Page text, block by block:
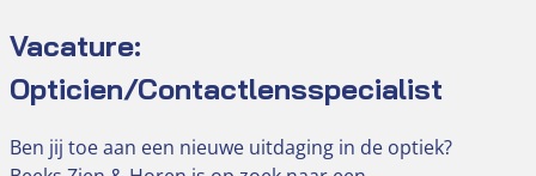
Vacature:
Opticien/Contactlensspecialist
Ben jij toe aan een nieuwe uitdaging in de optiek?